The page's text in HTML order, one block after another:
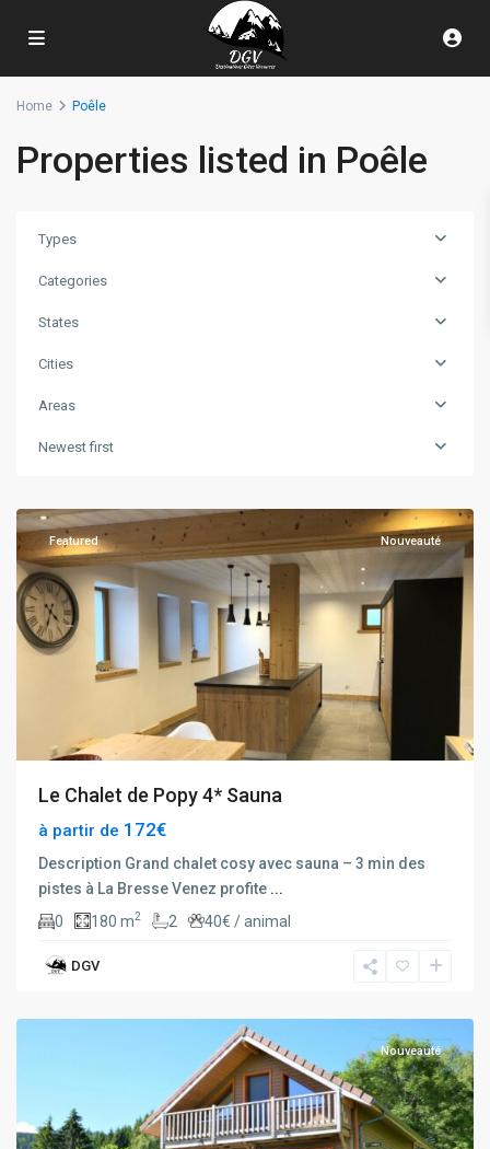
Home Poêle
Properties listed in Poêle
Types
Categories
States
Cities
Areas
Newest first
Featured Nouveauté
Le Chalet de Popy 4* Sauna
à partir de 172€
Description Grand chalet cosy avec sauna – 3 min des
pistes à La Bresse Venez profite ...
0
180 m2 2 40€ / animal
DGV
Nouveauté